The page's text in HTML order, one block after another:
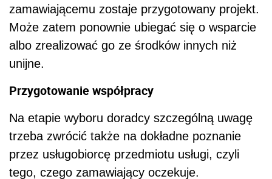
zamawiającemu zostaje przygotowany projekt.
Może zatem ponownie ubiegać się o wsparcie
albo zrealizować go ze środków innych niż
unijne.
Przygotowanie współpracy
Na etapie wyboru doradcy szczególną uwagę
trzeba zwrócić także na dokładne poznanie
przez usługobiorcę przedmiotu usługi, czyli
tego, czego zamawiający oczekuje.